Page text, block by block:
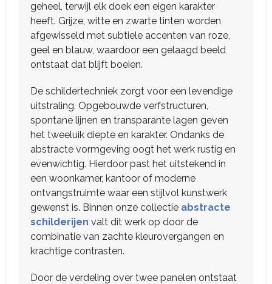
geheel, terwijl elk doek een eigen karakter
heeft. Grijze, witte en zwarte tinten worden
afgewisseld met subtiele accenten van roze,
geel en blauw, waardoor een gelaagd beeld
ontstaat dat blijft boeien.
De schildertechniek zorgt voor een levendige
uitstraling. Opgebouwde verfstructuren,
spontane lijnen en transparante lagen geven
het tweeluik diepte en karakter. Ondanks de
abstracte vormgeving oogt het werk rustig en
evenwichtig. Hierdoor past het uitstekend in
een woonkamer, kantoor of moderne
ontvangstruimte waar een stijlvol kunstwerk
gewenst is. Binnen onze collectie abstracte
schilderijen valt dit werk op door de
combinatie van zachte kleurovergangen en
krachtige contrasten.
Door de verdeling over twee panelen ontstaat